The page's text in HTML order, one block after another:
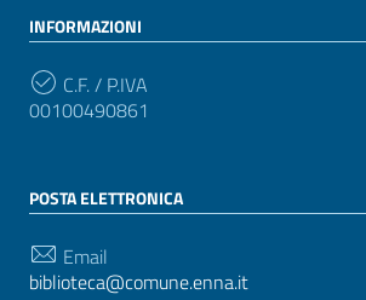
INFORMAZIONI
C.F. / P.IVA
00100490861
POSTA ELETTRONICA
Email
biblioteca@comune.enna.it